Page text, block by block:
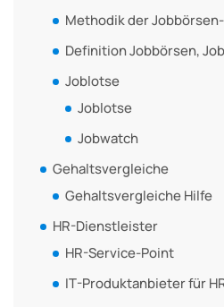
Methodik der
Definition Jobbörsen,
Joblotse
Joblotse
Jobwatch
Gehaltsvergleiche
Gehaltsvergleiche Hilfe
HR-Dienstleister
HR-Service-Point
IT-Produktanbieter für